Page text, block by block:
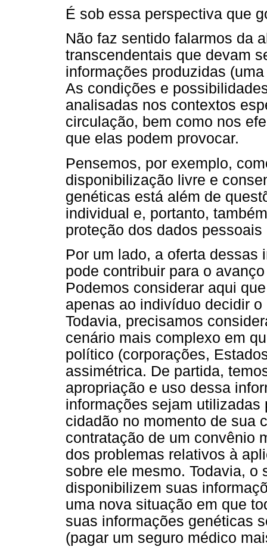
É sob essa perspectiva que
Não faz sentido falarmos da
transcendentais que devam
informações produzidas
As condições e
analisadas nos contextos
circulação, bem como nos
que elas podem provocar.
Pensemos, por exemplo,
disponibilização livre e
genéticas está além de
individual e, portanto,
proteção dos dados
Por um lado, a oferta dessas
pode contribuir para o
Podemos considerar aqui
apenas ao indivíduo decidir
Todavia, precisamos
cenário mais complexo em
político (corporações,
assimétrica. De partida,
apropriação e uso dessa
informações sejam
cidadão no momento de sua
contratação de um convênio
dos problemas relativos à
sobre ele mesmo. Todavia,
disponibilizem suas
uma nova situação em que
suas informações genéticas
(pagar um seguro médico